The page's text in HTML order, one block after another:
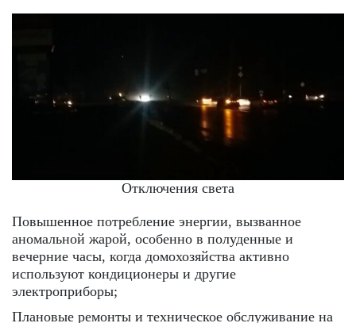
Отключения света
Повышенное потребление энергии, вызванное
аномальной жарой, особенно в полуденные и
вечерние часы, когда домохозяйства активно
используют кондиционеры и другие
электроприборы;
Плановые ремонты и техническое обслуживание на